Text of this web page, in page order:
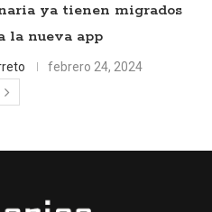
ya tienen migrados
la nueva app
febrero 24, 2024